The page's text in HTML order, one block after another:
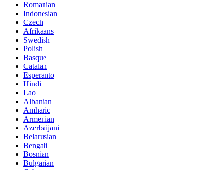
Romanian
Indonesian
Czech
Afrikaans
Swedish
Polish
Basque
Catalan
Esperanto
Hindi
Lao
Albanian
Amharic
Armenian
Azerbaijani
Belarusian
Bengali
Bosnian
Bulgarian